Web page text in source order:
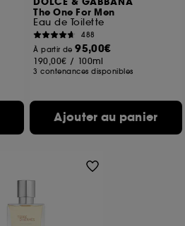
The One For Men
Eau de Toilette
488
À partir de95,00€
190,00€ / 100ml
3 contenances disponibles
Ajouter au panier